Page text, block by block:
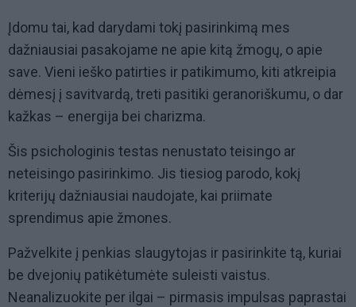
Įdomu tai, kad darydami tokį pasirinkimą mes
dažniausiai pasakojame ne apie kitą žmogų, o apie
save. Vieni ieško patirties ir patikimumo, kiti atkreipia
dėmesį į savitvardą, treti pasitiki geranoriškumu, o dar
kažkas – energija bei charizma.
Šis psichologinis testas nenustato teisingo ar
neteisingo pasirinkimo. Jis tiesiog parodo, kokį
kriterijų dažniausiai naudojate, kai priimate
sprendimus apie žmones.
Pažvelkite į penkias slaugytojas ir pasirinkite tą, kuriai
be dvejonių patikėtumėte suleisti vaistus.
Neanalizuokite per ilgai – pirmasis impulsas paprastai